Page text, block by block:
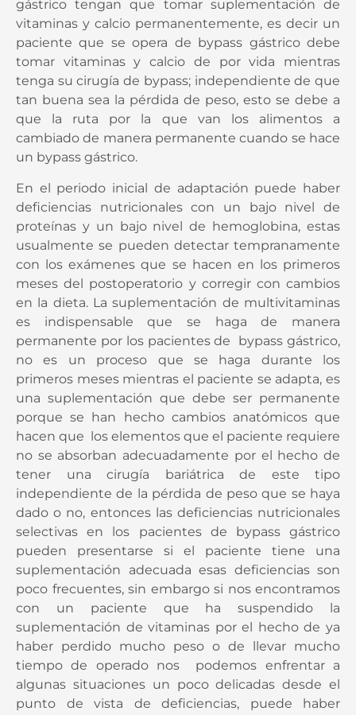
gástrico tengan que tomar suplementación de
vitaminas y calcio permanentemente, es decir un
paciente que se opera de bypass gástrico debe
tomar vitaminas y calcio de por vida mientras
tenga su cirugía de bypass; independiente de que
tan buena sea la pérdida de peso, esto se debe a
que la ruta por la que van los alimentos a
cambiado de manera permanente cuando se hace
un bypass gástrico.
En el periodo inicial de adaptación puede haber
deficiencias nutricionales con un bajo nivel de
proteínas y un bajo nivel de hemoglobina, estas
usualmente se pueden detectar tempranamente
con los exámenes que se hacen en los primeros
meses del postoperatorio y corregir con cambios
en la dieta. La suplementación de multivitaminas
es indispensable que se haga de manera
permanente por los pacientes de bypass gástrico,
no es un proceso que se haga durante los
primeros meses mientras el paciente se adapta, es
una suplementación que debe ser permanente
porque se han hecho cambios anatómicos que
hacen que los elementos que el paciente requiere
no se absorban adecuadamente por el hecho de
tener una cirugía bariátrica de este tipo
independiente de la pérdida de peso que se haya
dado o no, entonces las deficiencias nutricionales
selectivas en los pacientes de bypass gástrico
pueden presentarse si el paciente tiene una
suplementación adecuada esas deficiencias son
poco frecuentes, sin embargo si nos encontramos
con un paciente que ha suspendido la
suplementación de vitaminas por el hecho de ya
haber perdido mucho peso o de llevar mucho
tiempo de operado nos podemos enfrentar a
algunas situaciones un poco delicadas desde el
punto de vista de deficiencias, puede haber